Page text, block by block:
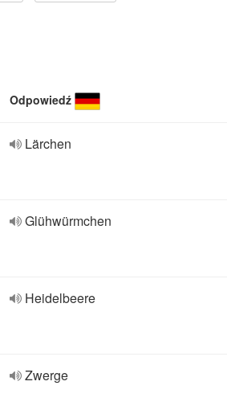
Odpowiedź
Lärchen
Glühwürmchen
Heidelbeere
Zwerge